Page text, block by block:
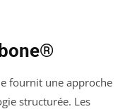
fournit une approche
structurée. Les